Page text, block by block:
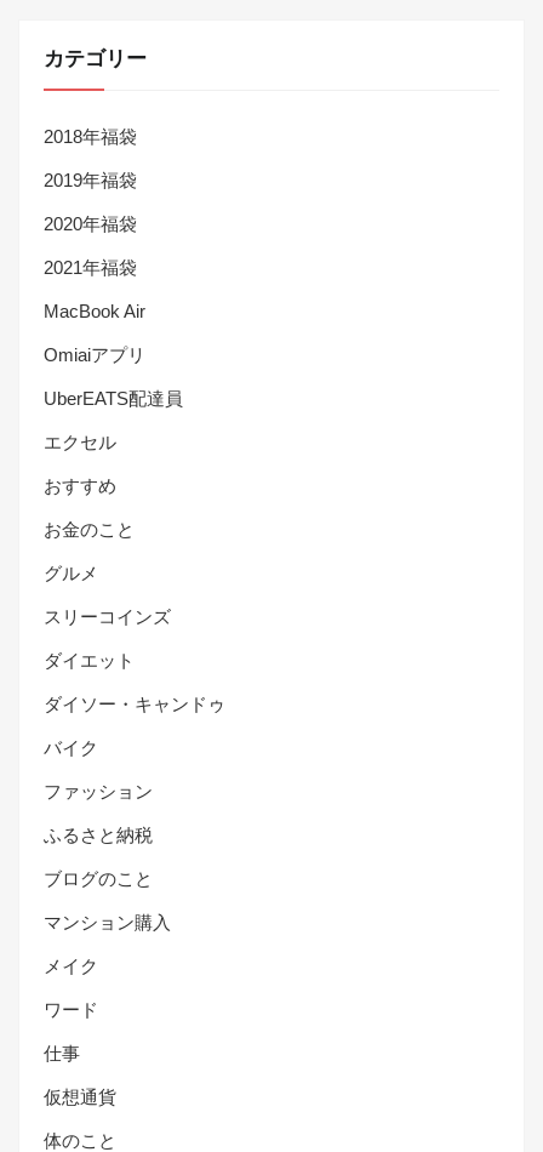
カテゴリー
2018年福袋
2019年福袋
2020年福袋
2021年福袋
MacBook Air
Omiaiアプリ
UberEATS配達員
エクセル
おすすめ
お金のこと
グルメ
スリーコインズ
ダイエット
ダイソー・キャンドゥ
バイク
ファッション
ふるさと納税
ブログのこと
マンション購入
メイク
ワード
仕事
仮想通貨
体のこと